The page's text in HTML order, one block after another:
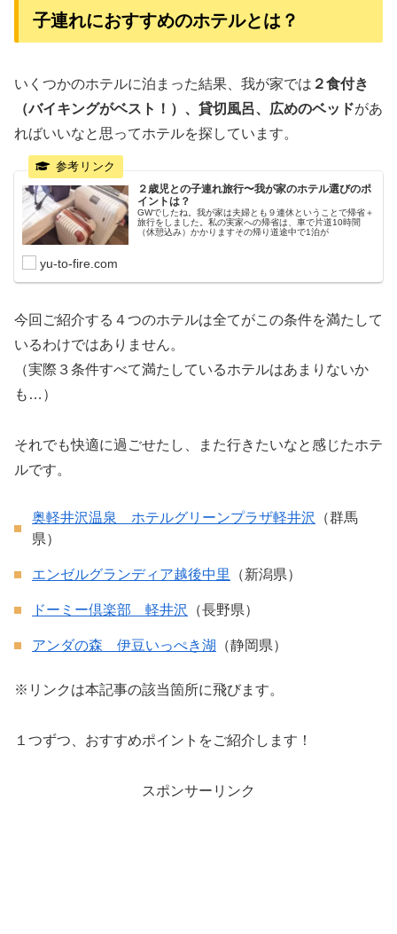
子連れにおすすめのホテルとは？
いくつかのホテルに泊まった結果、我が家では ２食付き
（バイキングがベスト！）、貸切風呂、広めのベッドがあ
ればいいなと思ってホテルを探しています。
２歳児との子連れ旅行〜我が家のホテル選びのポ
イントは？
GWでしたね。我が家は夫婦とも９連休ということで帰省＋
旅行をしました。私の実家への帰省は、車で片道10時間
（休憩込み）かかりますその帰り道途中で1泊が
yu-to-fire.com
今回ご紹介する４つのホテルは全てがこの条件を満たして
いるわけではありません。
（実際３条件すべて満たしているホテルはあまりないか
も…）
それでも快適に過ごせたし、また行きたいなと感じたホテ
ルです。
奥軽井沢温泉 ホテルグリーンプラザ軽井沢
（群馬
県）
エンゼルグランディア越後中里 （新潟県）
ドーミー倶楽部 軽井沢 （長野県）
アンダの森 伊豆いっぺき湖 （静岡県）
※リンクは本記事の該当箇所に飛びます。
１つずつ、おすすめポイントをご紹介します！
スポンサーリンク